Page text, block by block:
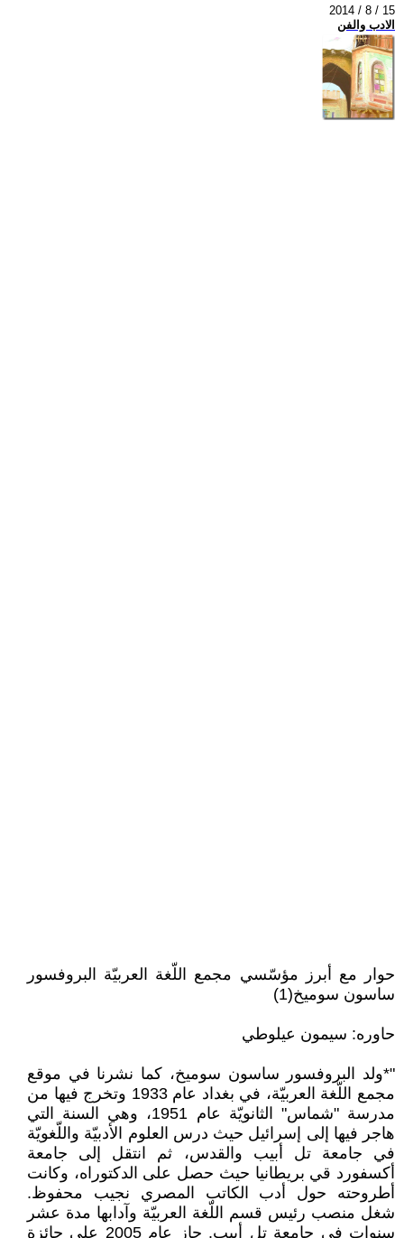
2014 / 8 / 15
الادب والفن
حوار مع أبرز مؤسّسي مجمع اللّغة العربيّة البروفسور
ساسون سوميخ(1)
حاوره: سيمون عيلوطي
"*ولد البروفسور ساسون سوميخ، كما نشرنا في موقع
مجمع اللّغة العربيّة، في بغداد عام 1933 وتخرج فيها من
مدرسة "شماس" الثانويّة عام 1951، وهي السنة التي
هاجر فيها إلى إسرائيل حيث درس العلوم الأدبيّة واللّغويّة
في جامعة تل أبيب والقدس، ثم انتقل إلى جامعة
أكسفورد قي بريطانيا حيث حصل على الدكتوراه، وكانت
أطروحته حول أدب الكاتب المصري نجيب محفوظ.
شغل منصب رئيس قسم اللّغة العربيّة وآدابها مدة عشر
سنوات في جامعة تل أبيب. حاز عام 2005 على جائزة